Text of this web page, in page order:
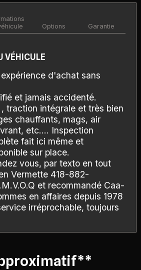
Options Garantie
VÉHICULE
d'achat sans
et jamais accidenté.
traction intégrale et très bien
chauffants, mags, air
etc.... Inspection
fait ici même et
sur place.
vous, par texto en tout
Vermette 418-882-
et recommandé Caa-
en affaires depuis 1978
irréprochable, toujours